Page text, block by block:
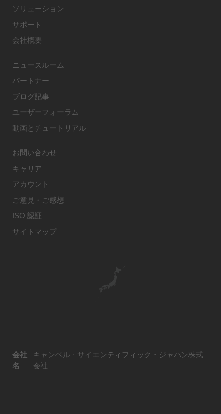
ソリューション
サポート
会社概要
ニュースルーム
パートナー
ブログ記事
ユーザーフォーラム
動画とチュートリアル
お問い合わせ
キャリア
アカウント
ご意見・ご感想
ISO 認証
サイトマップ
会社
名
キャンベル・サイエンティフィック・ジャパン株式
会社